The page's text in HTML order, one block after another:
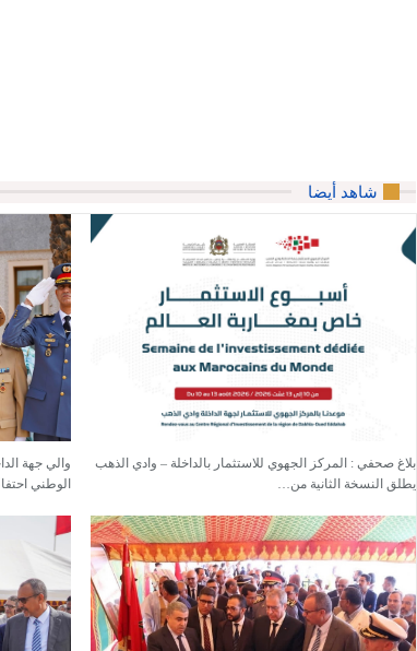
شاهد أيضا
بلاغ صحفي : المركز الجهوي للاستثمار بالداخلة – وادي الذهب
يطلق النسخة الثانية من…
والي جهة
الوطني احتفاءً